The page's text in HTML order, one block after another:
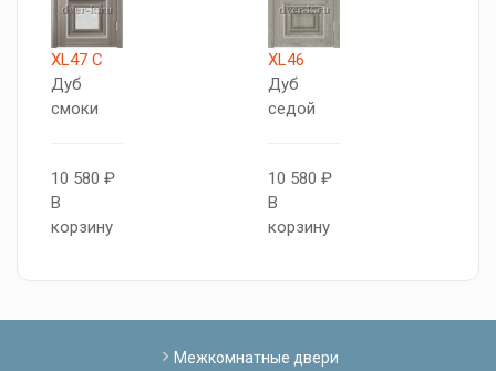
XL47 C
Дуб
смоки
10 580 ₽
В
корзину
XL46
Дуб
седой
10 580 ₽
В
корзину
Межкомнатные двери